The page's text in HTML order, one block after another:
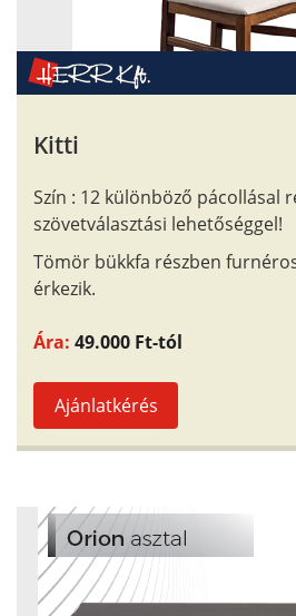
Kitti
Szín : 12 különböző pácollásal
szövetválasztási lehetőséggel!
Tömör bükkfa részben
érkezik.
Ára: 49.000 Ft-tól
Ajánlatkérés